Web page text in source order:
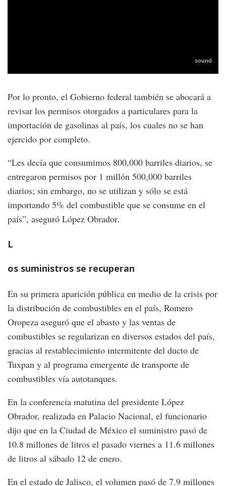
Por lo pronto, el Gobierno federal también se abocará a
revisar los permisos otorgados a particulares para la
importación de gasolinas al país, los cuales no se han
ejercido por completo.
“Les decía que consumimos 800,000 barriles diarios, se
entregaron permisos por 1 millón 500,000 barriles
diarios; sin embargo, no se utilizan y sólo se está
importando 5% del combustible que se consume en el
país”, aseguró López Obrador.
L
os suministros se recuperan
En su primera aparición pública en medio de la crisis por
la distribución de combustibles en el país, Romero
Oropeza aseguró que el abasto y las ventas de
combustibles se regularizan en diversos estados del país,
gracias al restablecimiento intermitente del ducto de
Tuxpan y al programa emergente de transporte de
combustibles vía autotanques.
En la conferencia matutina del presidente López
Obrador, realizada en Palacio Nacional, el funcionario
dijo que en la Ciudad de México el suministro pasó de
10.8 millones de litros el pasado viernes a 11.6 millones
de litros al sábado 12 de enero.
En el estado de Jalisco, el volumen pasó de 7.9 millones